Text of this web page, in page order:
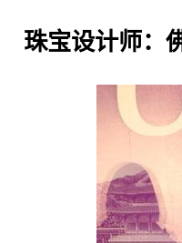
珠宝设计师：